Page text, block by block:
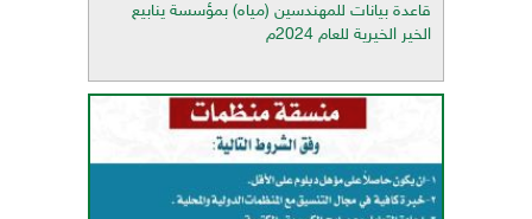
قاعدة بيانات للمهندسين (مياه) بمؤسسة ينابيع
الخير الخيرية للعام 2024م